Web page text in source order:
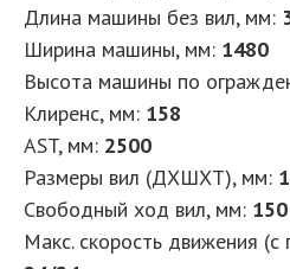
Длина машины без вил, мм:
Ширина машины, мм: 1480
Высота машины по
Клиренс, мм: 158
AST, мм: 2500
Размеры вил (ДXШXТ), мм:
Свободный ход вил, мм: 150
Макс. скорость движения (с